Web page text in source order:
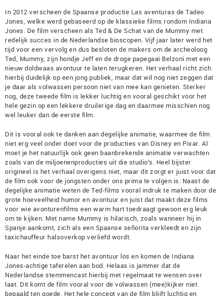
In 2012 verscheen de Spaanse productie Las aventuras de Tadeo
Jones, welke werd gebaseerd op de klassieke films rondom Indiana
Jones. De film verscheen als Ted & De Schat van de Mummy met
redelijk succes in de Nederlandse bioscopen. Vijf jaar later werd het
tijd voor een vervolg en dus besloten de makers om de archeoloog
Ted, Mummy, zijn hondje Jeff en de droge papegaai Belzoni met een
nieuw doldwaas avontuur te laten terugkeren. Het verhaal richt zich
hierbij duidelijk op een jong publiek, maar dat wil nog niet zeggen dat
je daar als volwassen persoon niet van mee kan genieten. Sterker
nog, deze tweede film is lekker luchtig en vooral geschikt voor het
hele gezin op een lekkere druilerige dag en daarmee misschien nog
wel leuker dan de eerste film.
Dit is vooral ook te danken aan degelijke animatie, waarmee de film
niet erg veel onder doet voor de producties van Disney en Pixar. Al
moet je het natuurlijk ook geen baanbrekende animatie verwachten
zoals van de miljoenenproducties uit die studio’s. Heel bijster
origineel is het verhaal overigens niet, maar dit zorgt er juist voor dat
de film ook voor de jongsten onder ons prima te volgen is. Naast de
degelijke animatie weten de Ted-films vooral indruk te maken door de
grote hoeveelheid humor en avontuur en juist dat maakt deze films
voor wie avonturenfilms een warm hart toedraagt gewoon erg leuk
om te kijken. Met name Mummy is hilarisch, zoals wanneer hij in
Spanje aankomt, zich als een Spaanse señorita verkleedt en zijn
taxichauffeur halsoverkop verliefd wordt.
Naar het einde toe barst het avontuur los en komen de Indiana
Jones-achtige taferelen aan bod. Helaas is jammer dat de
Nederlandse stemmencast hierbij met regelmaat te wensen over
laat. Dit komt de film vooral voor de volwassen (mee)kijker niet
bepaald ten goede. Het hele concept van de film blijft luchtig en